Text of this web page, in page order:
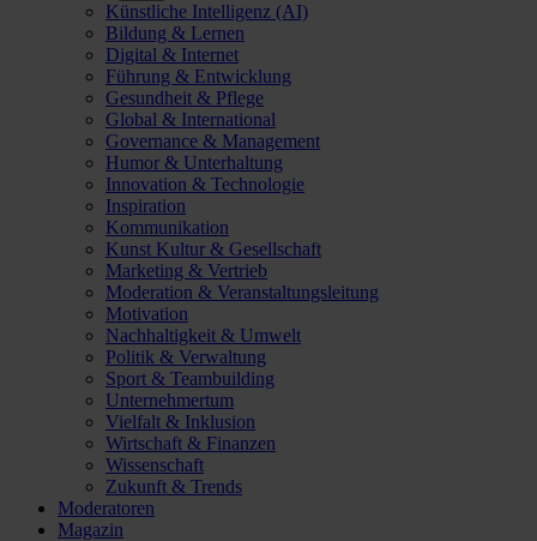
Künstliche Intelligenz (AI)
Bildung & Lernen
Digital & Internet
Führung & Entwicklung
Gesundheit & Pflege
Global & International
Governance & Management
Humor & Unterhaltung
Innovation & Technologie
Inspiration
Kommunikation
Kunst Kultur & Gesellschaft
Marketing & Vertrieb
Moderation & Veranstaltungsleitung
Motivation
Nachhaltigkeit & Umwelt
Politik & Verwaltung
Sport & Teambuilding
Unternehmertum
Vielfalt & Inklusion
Wirtschaft & Finanzen
Wissenschaft
Zukunft & Trends
Moderatoren
Magazin